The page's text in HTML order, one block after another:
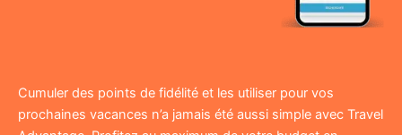
Cumuler des points de fidélité et les utiliser pour vos
prochaines vacances n’a jamais été aussi simple avec Travel